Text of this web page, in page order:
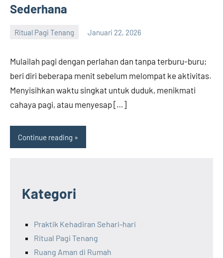
Sederhana
Ritual Pagi Tenang Januari 22, 2026
assetheroesrealestate.institute
Mulailah pagi dengan perlahan dan tanpa terburu-buru;
beri diri beberapa menit sebelum melompat ke aktivitas.
Menyisihkan waktu singkat untuk duduk, menikmati
cahaya pagi, atau menyesap […]
Continue reading
Kategori
Praktik Kehadiran Sehari-hari
Ritual Pagi Tenang
Ruang Aman di Rumah